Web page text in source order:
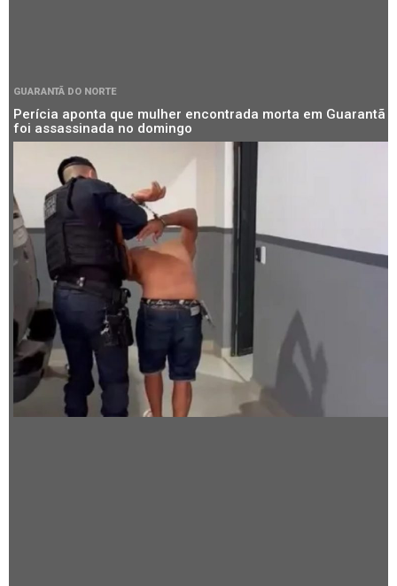
GUARANTÃ DO NORTE
Perícia aponta que mulher encontrada morta em Guarantã
foi assassinada no domingo